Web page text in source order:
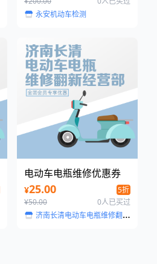
永安机动车检测
电动车电瓶维修优惠券
¥25.00
5折
¥50.00
0人已买过
济南长清电动车电瓶维修翻新经营部